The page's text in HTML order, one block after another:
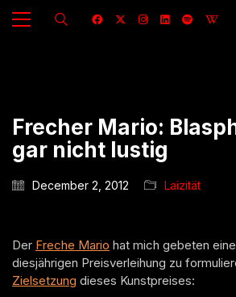
Frecher Mario:
gar nicht lustig
December 2, 2012 Laizität
Der Freche Mario hat mich gebeten
diesjährigen Preisverleihung zu
Zielsetzung dieses Kunstpreises: